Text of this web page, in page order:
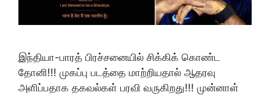
இந்தியா-பாரத் பிரச்சனையில் சிக்கிக் கொண்ட
தோனி!!! முகப்பு படத்தை மாற்றியதால் ஆதரவு
அளிப்பதாக தகவல்கள் பரவி வருகிறது!!! முன்னாள்